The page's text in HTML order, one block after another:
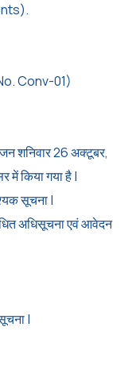
Conv-01)
शनिवार 26 अक्टूबर,
में किया गया है |
सूचना |
अधिसूचना एवं आवेदन
|